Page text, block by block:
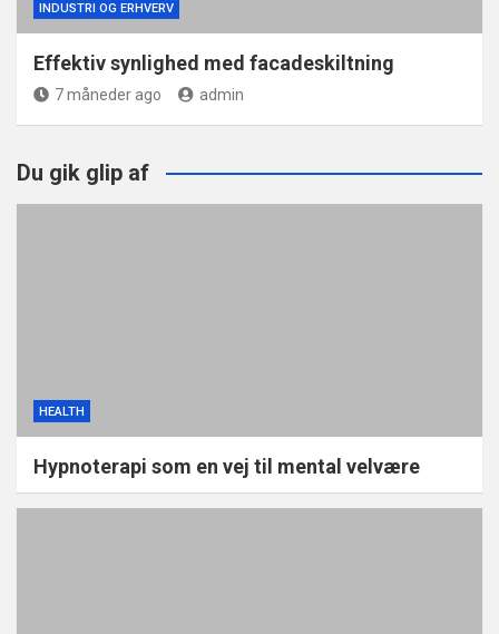
INDUSTRI OG ERHVERV
Effektiv synlighed med facadeskiltning
7 måneder ago admin
Du gik glip af
HEALTH
Hypnoterapi som en vej til mental velvære